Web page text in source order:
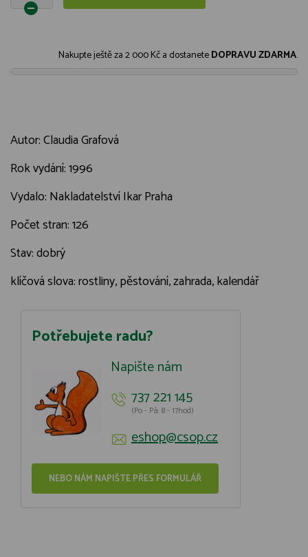
Nakupte ještě za2 000 Kča dostaneteDOPRAVU ZDARMA.
Autor: Claudia Grafová
Rok vydání: 1996
Vydalo: Nakladatelství Ikar Praha
Počet stran: 126
Stav: dobrý
klíčová slova: rostliny, pěstování, zahrada, kalendář
Potřebujete radu?
Napište nám
737 221 145
(Po - Pá: 8 - 17hod)
eshop@csop.cz
NEBO NÁM NAPIŠTE PŘES FORMULÁŘ